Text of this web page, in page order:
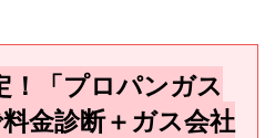
！「プロパンガス
金診断＋ガス会社